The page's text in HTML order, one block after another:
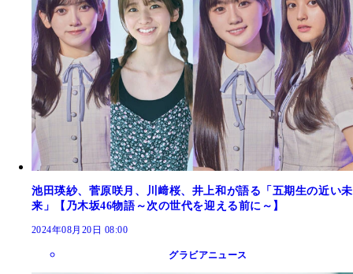
池田瑛紗、菅原咲月、川﨑桜、井上和が語る「五期生の近い未
来」【乃木坂46物語～次の世代を迎える前に～】
2024年08月20日 08:00
グラビアニュース